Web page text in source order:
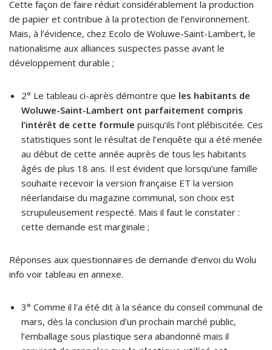
Cette façon de faire réduit considérablement la production
de papier et contribue à la protection de l’environnement.
Mais, à l’évidence, chez Ecolo de Woluwe-Saint-Lambert, le
nationalisme aux alliances suspectes passe avant le
développement durable ;
2° Le tableau ci-après démontre que les habitants de
Woluwe-Saint-Lambert ont parfaitement compris
l’intérêt de cette formule puisqu’ils l’ont plébiscitée. Ces
statistiques sont le résultat de l’enquête qui a été menée
au début de cette année auprès de tous les habitants
âgés de plus 18 ans. Il est évident que lorsqu’une famille
souhaite recevoir la version française ET la version
néerlandaise du magazine communal, son choix est
scrupuleusement respecté. Mais il faut le constater :
cette demande est marginale ;
Réponses aux questionnaires de demande d’envoi du Wolu
info voir tableau en annexe.
3° Comme il l’a été dit à la séance du conseil communal de
mars, dès la conclusion d’un prochain marché public,
l’emballage sous plastique sera abandonné mais il